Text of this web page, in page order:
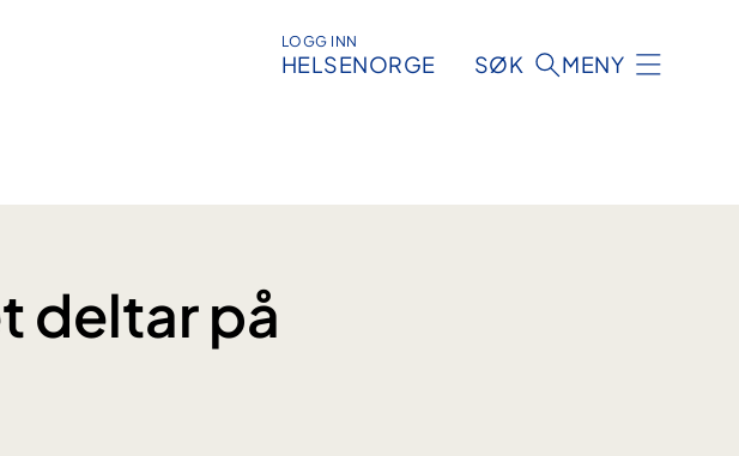
LOGG INN
HELSENORGE SØK MENY
deltar på